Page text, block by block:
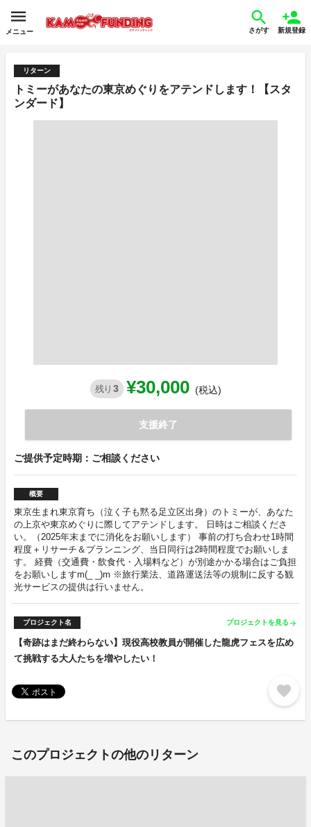
メニュー さがす 新規登録
リターン
トミーがあなたの東京めぐりをアテンドします！【スタ
ンダード】
残り 3 ¥30,000 (税込)
支援終了
ご提供予定時期：ご相談ください
概要
東京生まれ東京育ち（泣く子も黙る足立区出身）のトミーが、あなた
の上京や東京めぐりに際してアテンドします。 日時はご相談くださ
い。（2025年末までに消化をお願いします） 事前の打ち合わせ1時間
程度＋リサーチ＆プランニング、当日同行は2時間程度でお願いしま
す。 経費（交通費・飲食代・入場料など）が別途かかる場合はご負担
をお願いしますm(_ _)m ※旅行業法、道路運送法等の規制に反する観
光サービスの提供は行いません。
プロジェクト名 プロジェクトを見る arrow_forward
【奇跡はまだ終わらない】現役高校教員が開催した龍虎フェスを広め
て挑戦する大人たちを増やしたい！
favorite
このプロジェクトの他のリターン